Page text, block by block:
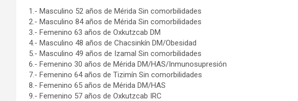
1.- Masculino 52 años de Mérida Sin comorbilidades
2.- Masculino 84 años de Mérida Sin comorbilidades
3.- Femenino 63 años de Oxkutzcab DM
4.- Masculino 48 años de Chacsinkín DM/Obesidad
5.- Masculino 49 años de Izamal Sin comorbilidades
6.- Femenino 30 años de Mérida DM/HAS/Inmunosupresión
7.- Femenino 64 años de Tizimín Sin comorbilidades
8.- Femenino 65 años de Mérida DM/HAS
9.- Femenino 57 años de Oxkutzcab IRC